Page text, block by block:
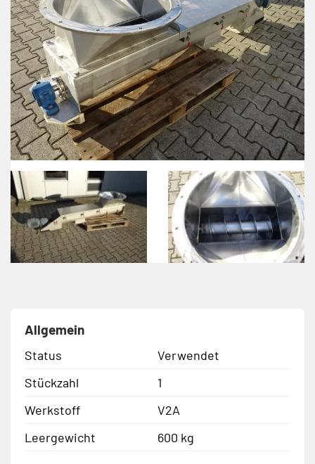
Allgemein
Status
Verwendet
Stückzahl
1
Werkstoff
V2A
Leergewicht
600 kg